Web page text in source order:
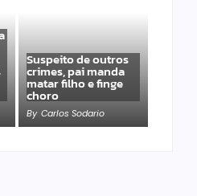
Suspeito de outros
crimes, pai manda
matar filho e finge
choro
By Carlos Sodario